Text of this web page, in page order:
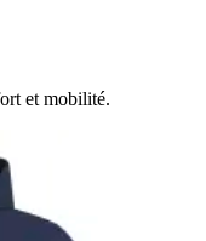
et mobilité.